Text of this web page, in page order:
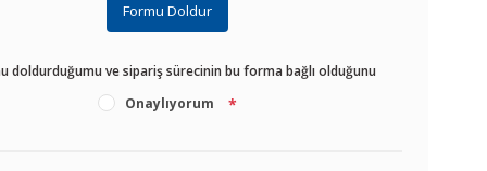
Formu Doldur
doldurduğumu ve sipariş sürecinin bu forma bağlı olduğunu
Onaylıyorum
*